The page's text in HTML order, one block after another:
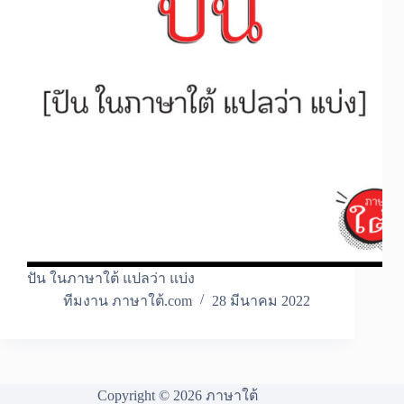
ปัน ในภาษาใต้ แปลว่า แบ่ง
ทีมงาน ภาษาใต้.com
28 มีนาคม 2022
Copyright © 2026 ภาษาใต้